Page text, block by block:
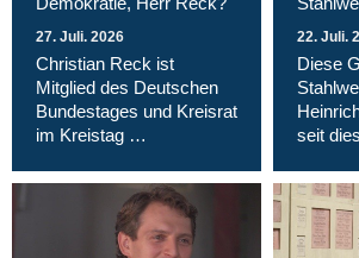
27. Juli. 2026
Christian Reck ist
Mitglied des Deutschen
Bundestages und Kreisrat
im Kreistag …
22. Juli.
Diese
seit